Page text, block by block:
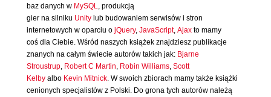
baz danych w MySQL, produkcją
gier na silniku Unity lub budowaniem serwisów i stron
internetowych w oparciu o jQuery, JavaScript, Ajax to mamy
coś dla Ciebie. Wśród naszych książek znajdziesz publikacje
znanych na całym świecie autorów takich jak: Bjarne
Stroustrup, Robert C Martin, Robin Williams, Scott
Kelby albo Kevin Mitnick. W swoich zbiorach mamy także książki
cenionych specjalistów z Polski. Do grona tych autorów należą